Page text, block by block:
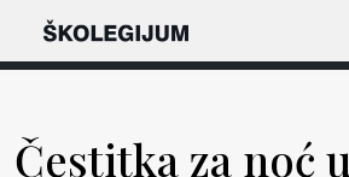
Čestitka za noć